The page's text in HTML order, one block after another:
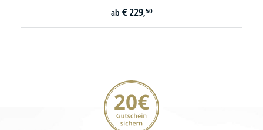
ab € 229,50
20€ Gutschein sichern